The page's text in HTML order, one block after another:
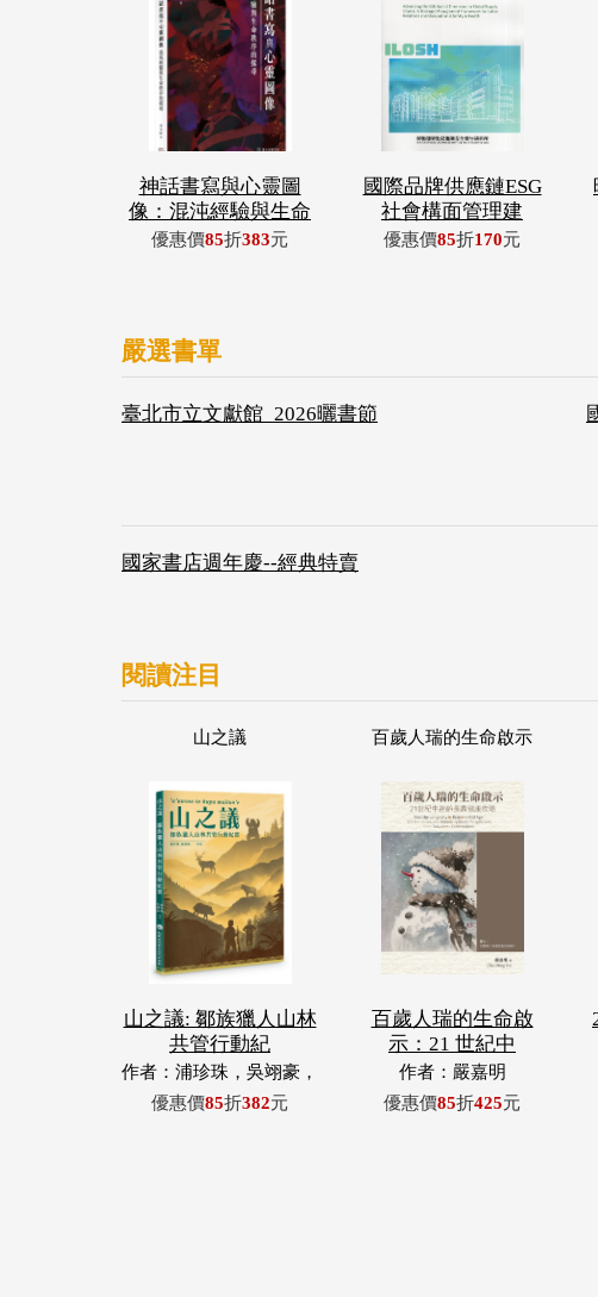
神話書寫與心靈圖
像：混沌經驗與生命
優惠價85折383元
國際品牌供應鏈ESG
社會構面管理建
優惠價85折170元
嚴選書單
臺北市立文獻館_2026曬書節
國家書店週年慶--經典特賣
閱讀注目
山之議
山之議: 鄒族獵人山林
共管行動紀
作者：浦珍珠，吳翊豪，
呂翊齊，張惠東，許玉
優惠價85折382元
百歲人瑞的生命啟示
百歲人瑞的生命啟
示：21 世紀中
作者：嚴嘉明
優惠價85折425元